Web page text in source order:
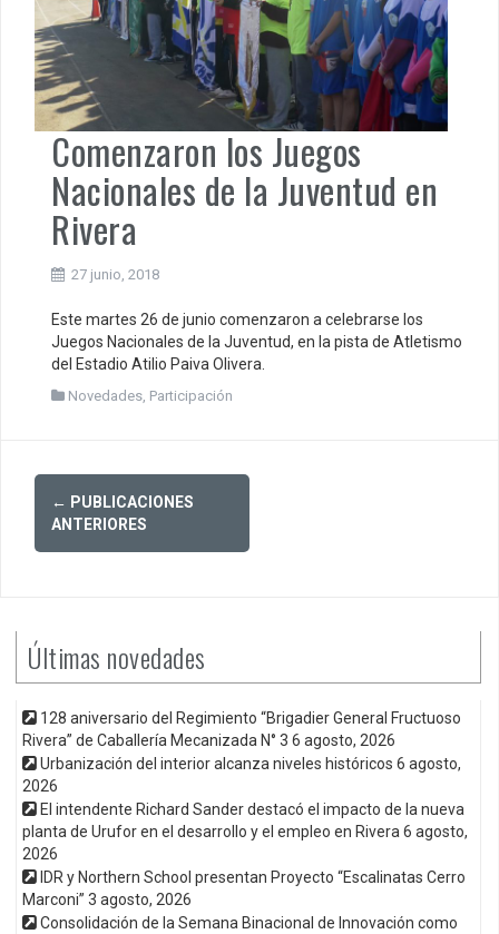
Comenzaron los Juegos
Nacionales de la Juventud en
Rivera
27 junio, 2018
Este martes 26 de junio comenzaron a celebrarse los
Juegos Nacionales de la Juventud, en la pista de Atletismo
del Estadio Atilio Paiva Olivera.
Novedades Participación
Posts
navigation
← PUBLICACIONES
ANTERIORES
Últimas novedades
128 aniversario del Regimiento “Brigadier General Fructuoso
Rivera” de Caballería Mecanizada N° 3 6 agosto, 2026
Urbanización del interior alcanza niveles históricos 6 agosto,
2026
El intendente Richard Sander destacó el impacto de la nueva
planta de Urufor en el desarrollo y el empleo en Rivera 6 agosto,
2026
IDR y Northern School presentan Proyecto “Escalinatas Cerro
Marconi” 3 agosto, 2026
Consolidación de la Semana Binacional de Innovación como